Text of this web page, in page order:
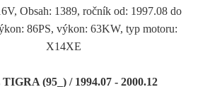
Obsah: 1389, ročník od: 1997.08 do
86PS, výkon: 63KW, typ motoru:
X14XE
(95_) / 1994.07 - 2000.12